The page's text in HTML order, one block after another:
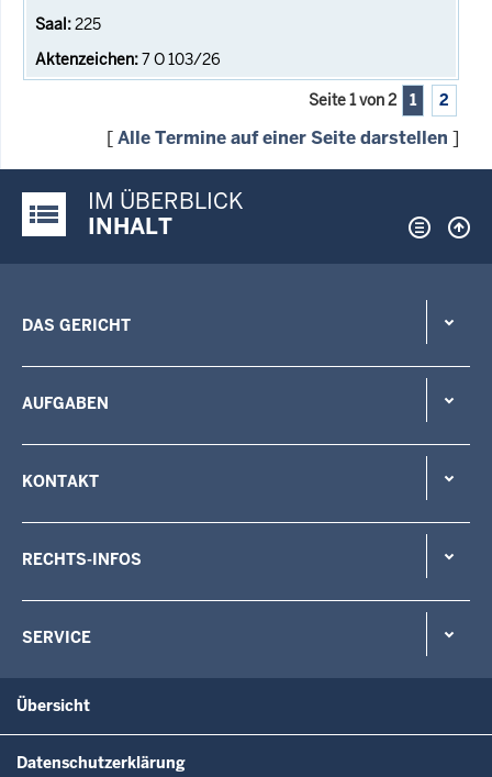
225
7 O 103/26
Seite 1 von 2 1 2
[Alle Termine auf einer Seite darstellen ]
Justiz-Portal im Überblick:
IM ÜBERBLICK
INHALT
DAS GERICHT
AUFGABEN
KONTAKT
RECHTS-INFOS
SERVICE
Übersicht
Datenschutzerklärung